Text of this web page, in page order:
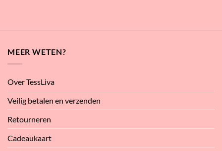
MEER WETEN?
Over TessLiva
Veilig betalen en verzenden
Retourneren
Cadeaukaart